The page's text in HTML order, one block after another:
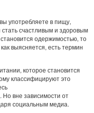
употребляете в пищу,
счастливым и здоровым
одержимостью, то
выясняется, есть термин
которое становится
классифицируют это
. Но вне зависимости от
социальным медиа.